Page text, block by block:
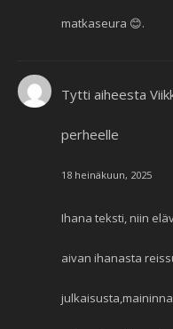
matkaseura 😊.
Tytti aiheesta
perheelle
18 heinäkuun, 2025
Ihana teksti, niin
aivan ihanasta